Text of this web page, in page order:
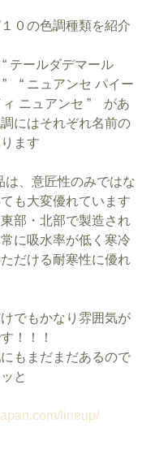
０の色調種類を紹介
“ テールダデマール
　“ ニュアンセ パイー
ィ ニュアンセ ”　があ
にはそれぞれ名前の
ます
は、意匠性のみではな
も大変優れています
部・北部で製造され
に吸水率が低く寒冷
だける耐寒性に優れ
でもかなり雰囲気が
！！！
もまだまだあるので
と
lineup/